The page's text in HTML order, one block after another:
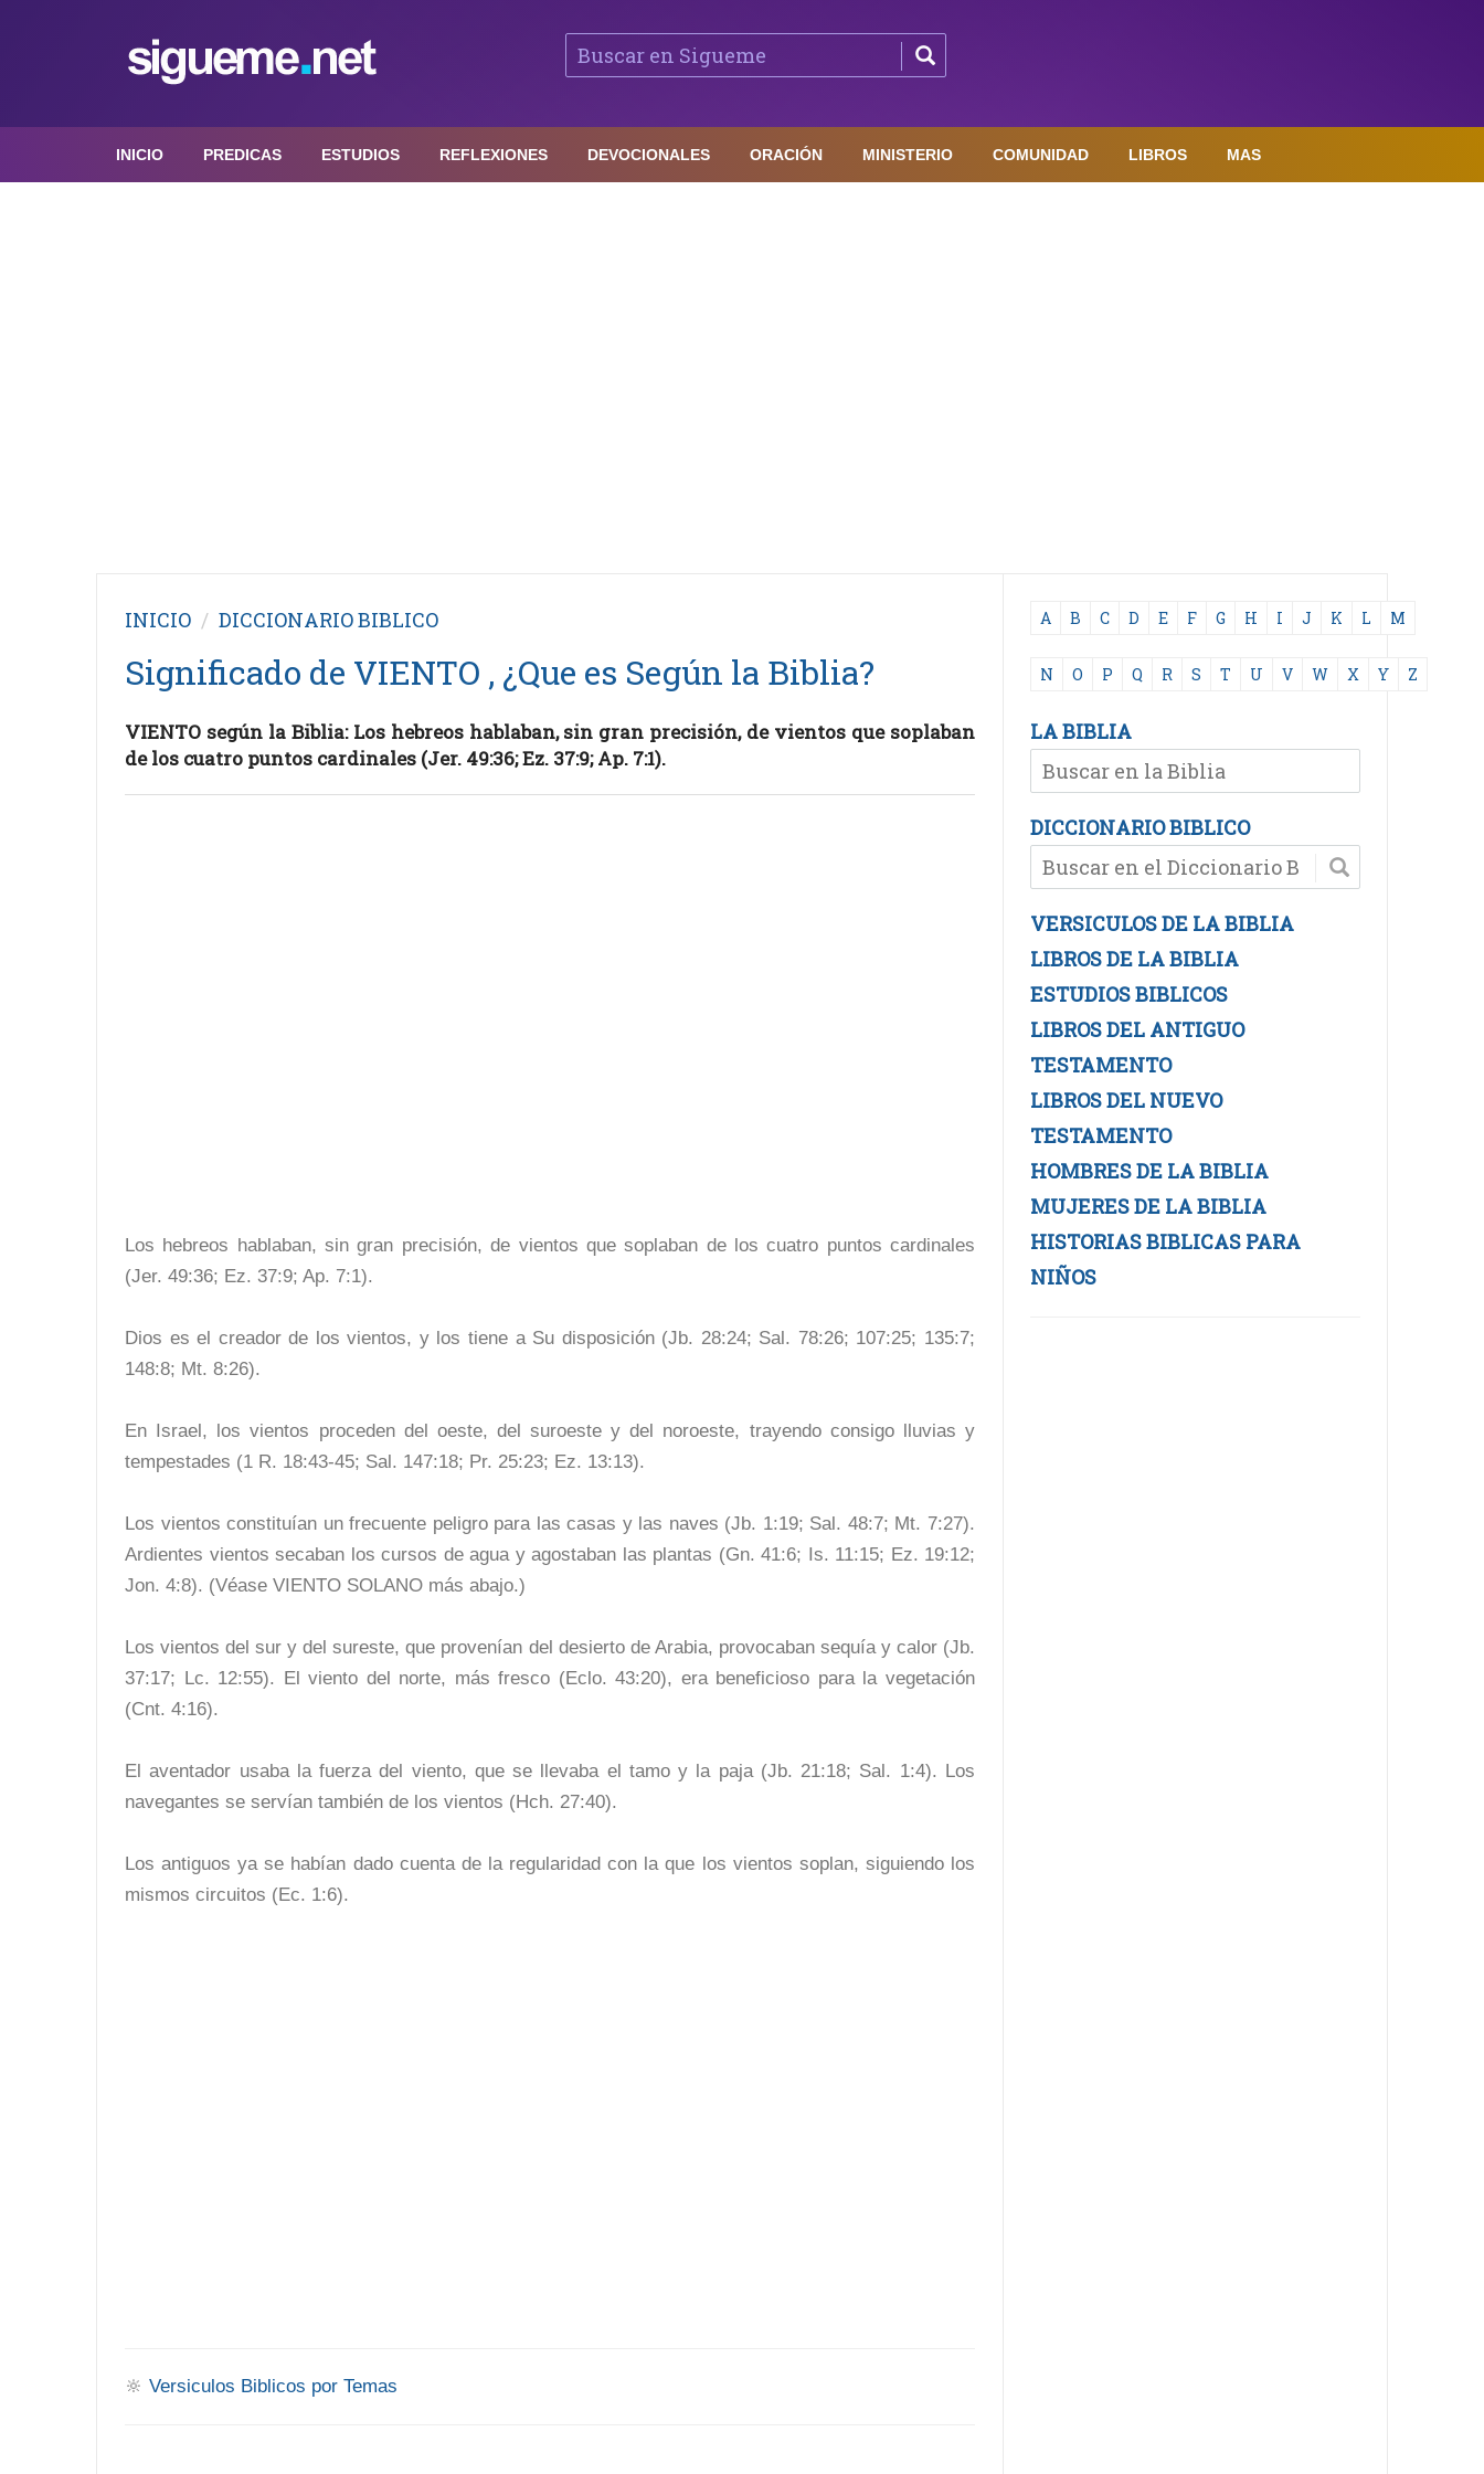
INICIO PREDICAS ESTUDIOS REFLEXIONES DEVOCIONALES ORACIÓN MINISTERIO COMUNIDAD LIBROS MAS
INICIO DICCIONARIO BIBLICO
Significado de VIENTO , ¿Que es Según la Biblia?
VIENTO según la Biblia: Los hebreos hablaban, sin gran precisión, de vientos que soplaban
de los cuatro puntos cardinales (Jer. 49:36; Ez. 37:9; Ap. 7:1).
Los hebreos hablaban, sin gran precisión, de vientos que soplaban de los cuatro puntos cardinales
(Jer. 49:36; Ez. 37:9; Ap. 7:1).
Dios es el creador de los vientos, y los tiene a Su disposición (Jb. 28:24; Sal. 78:26; 107:25; 135:7;
148:8; Mt. 8:26).
En Israel, los vientos proceden del oeste, del suroeste y del noroeste, trayendo consigo lluvias y
tempestades (1 R. 18:43-45; Sal. 147:18; Pr. 25:23; Ez. 13:13).
Los vientos constituían un frecuente peligro para las casas y las naves (Jb. 1:19; Sal. 48:7; Mt. 7:27).
Ardientes vientos secaban los cursos de agua y agostaban las plantas (Gn. 41:6; Is. 11:15; Ez. 19:12;
Jon. 4:8). (Véase VIENTO SOLANO más abajo.)
Los vientos del sur y del sureste, que provenían del desierto de Arabia, provocaban sequía y calor (Jb.
37:17; Lc. 12:55). El viento del norte, más fresco (Eclo. 43:20), era beneficioso para la vegetación
(Cnt. 4:16).
El aventador usaba la fuerza del viento, que se llevaba el tamo y la paja (Jb. 21:18; Sal. 1:4). Los
navegantes se servían también de los vientos (Hch. 27:40).
Los antiguos ya se habían dado cuenta de la regularidad con la que los vientos soplan, siguiendo los
mismos circuitos (Ec. 1:6).
🔆 Versiculos Biblicos por Temas
A B C D E F G H I J K L M
N O P Q R S T U V W X Y Z
LA BIBLIA
DICCIONARIO BIBLICO
VERSICULOS DE LA BIBLIA
LIBROS DE LA BIBLIA
ESTUDIOS BIBLICOS
LIBROS DEL ANTIGUO
TESTAMENTO
LIBROS DEL NUEVO
TESTAMENTO
HOMBRES DE LA BIBLIA
MUJERES DE LA BIBLIA
HISTORIAS BIBLICAS PARA
NIÑOS